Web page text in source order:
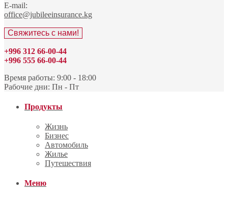
E-mail:
office@jubileeinsurance.kg
Свяжитесь с нами!
+996 312 66-00-44
+996 555 66-00-44
Время работы: 9:00 - 18:00
Рабочие дни: Пн - Пт
Продукты
Жизнь
Бизнес
Автомобиль
Жилье
Путешествия
Меню